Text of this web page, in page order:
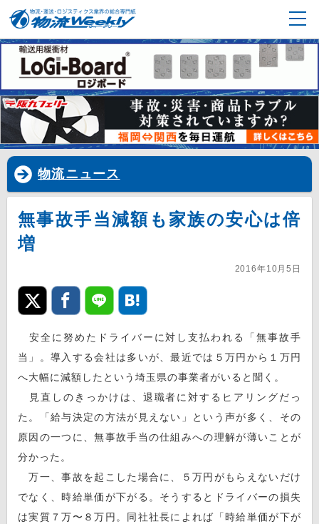
物流ニュース
無事故手当減額も家族の安心は倍
増
2016年10月5日
安全に努めたドライバーに対し支払われる「無事故手
当」。導入する会社は多いが、最近では５万円から１万円
へ大幅に減額したという埼玉県の事業者がいると聞く。
見直しのきっかけは、退職者に対するヒアリングだっ
た。「給与決定の方法が見えない」という声が多く、その
原因の一つに、無事故手当の仕組みへの理解が薄いことが
分かった。
万一、事故を起こした場合に、５万円がもらえないだけ
でなく、時給単価が下がる。そうするとドライバーの損失
は実質７万〜８万円。同社社長によれば「時給単価が下が